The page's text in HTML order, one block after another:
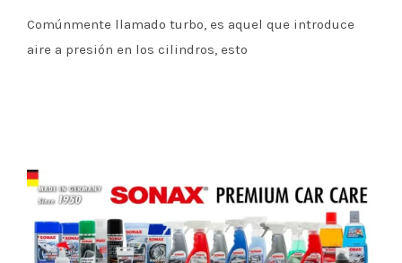
Comúnmente llamado turbo, es aquel que introduce
aire a presión en los cilindros, esto